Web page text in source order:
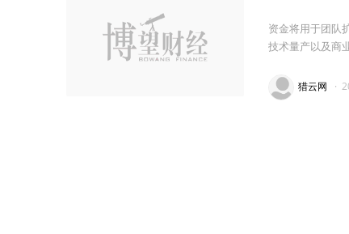
资金将用于团队
技术量产以及商
猎云网 ·